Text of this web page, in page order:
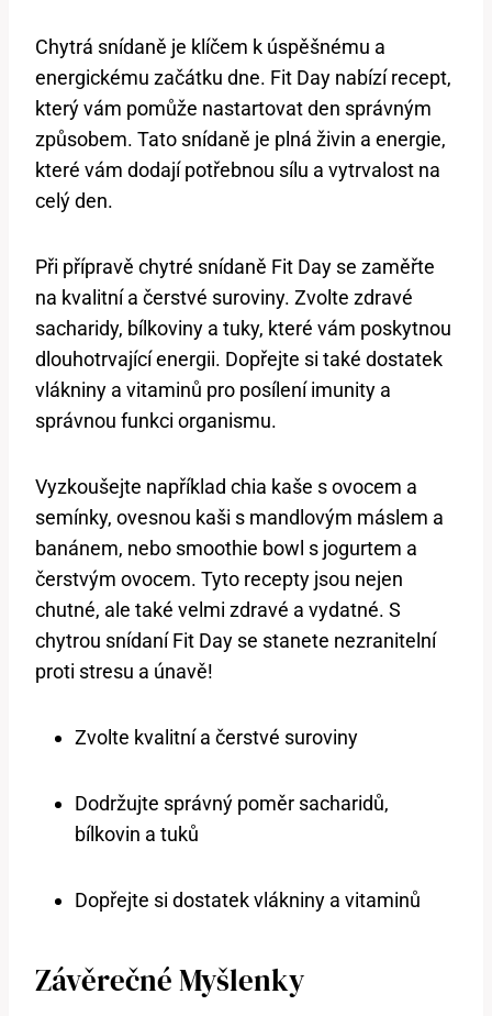
Chytrá snídaně je klíčem k úspěšnému a
energickému začátku dne. Fit Day nabízí recept,
který vám pomůže nastartovat den správným
způsobem. Tato snídaně je plná živin a energie,
které vám dodají potřebnou sílu a vytrvalost na
celý den.
Při přípravě chytré snídaně Fit Day se zaměřte
na kvalitní a čerstvé suroviny. Zvolte zdravé
sacharidy, bílkoviny a tuky, které vám poskytnou
dlouhotrvající energii. Dopřejte si také dostatek
vlákniny a vitaminů pro posílení imunity a
správnou funkci organismu.
Vyzkoušejte například chia kaše s ovocem a
semínky, ovesnou kaši s mandlovým máslem a
banánem, nebo smoothie bowl s jogurtem a
čerstvým ovocem. Tyto recepty jsou nejen
chutné, ale také velmi zdravé a vydatné. S
chytrou snídaní Fit Day se stanete nezranitelní
proti stresu a únavě!
Zvolte kvalitní a čerstvé suroviny
Dodržujte správný poměr sacharidů,
bílkovin a tuků
Dopřejte si dostatek vlákniny a vitaminů
Závěrečné Myšlenky